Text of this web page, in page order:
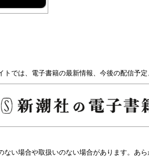
トでは、電子書籍の最新情報、今後の配信予
い場合や取扱いのない場合があります。あら